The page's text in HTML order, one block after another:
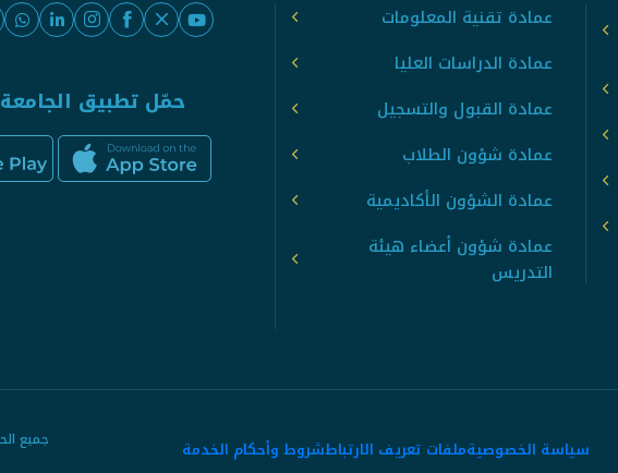
عمادة تقنية المعلومات
عمادة الدراسات العليا
عمادة القبول والتسجيل
عمادة شؤون الطلاب
عمادة الشؤون الأكاديمية
عمادة شؤون أعضاء هيئة
التدريس
حمّل تطبيق الجامعة
سياسة الخصوصيةملفات تعريف الارتباطشروط وأحكام الخدمة